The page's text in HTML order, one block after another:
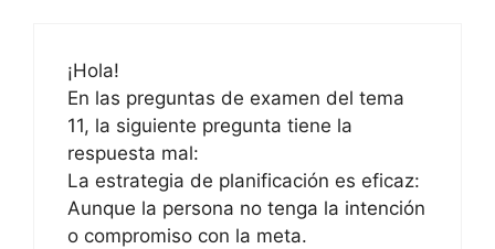
¡Hola!
En las preguntas de examen del tema
11, la siguiente pregunta tiene la
respuesta mal:
La estrategia de planificación es eficaz:
Aunque la persona no tenga la intención
o compromiso con la meta.